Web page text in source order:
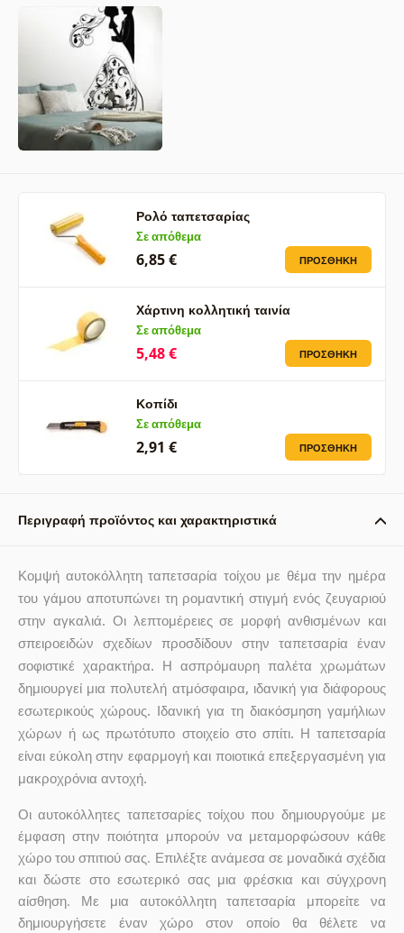
Ρολό ταπετσαρίας
Σε απόθεμα
6,85 € ΠΡΟΣΘΉΚΗ
Χάρτινη κολλητική ταινία
Σε απόθεμα
5,48 € ΠΡΟΣΘΉΚΗ
Κοπίδι
Σε απόθεμα
2,91 € ΠΡΟΣΘΉΚΗ
Περιγραφή προϊόντος και χαρακτηριστικά
Κομψή αυτοκόλλητη ταπετσαρία τοίχου με θέμα την ημέρα
του γάμου αποτυπώνει τη ρομαντική στιγμή ενός ζευγαριού
στην αγκαλιά. Οι λεπτομέρειες σε μορφή ανθισμένων και
σπειροειδών σχεδίων προσδίδουν στην ταπετσαρία έναν
σοφιστικέ χαρακτήρα. Η ασπρόμαυρη παλέτα χρωμάτων
δημιουργεί μια πολυτελή ατμόσφαιρα, ιδανική για διάφορους
εσωτερικούς χώρους. Ιδανική για τη διακόσμηση γαμήλιων
χώρων ή ως πρωτότυπο στοιχείο στο σπίτι. Η ταπετσαρία
είναι εύκολη στην εφαρμογή και ποιοτικά επεξεργασμένη για
μακροχρόνια αντοχή.
Οι αυτοκόλλητες ταπετσαρίες τοίχου που δημιουργούμε με
έμφαση στην ποιότητα μπορούν να μεταμορφώσουν κάθε
χώρο του σπιτιού σας. Επιλέξτε ανάμεσα σε μοναδικά σχέδια
και δώστε στο εσωτερικό σας μια φρέσκια και σύγχρονη
αίσθηση. Με μια αυτοκόλλητη ταπετσαρία μπορείτε να
δημιουργήσετε έναν χώρο στον οποίο θα θέλετε να